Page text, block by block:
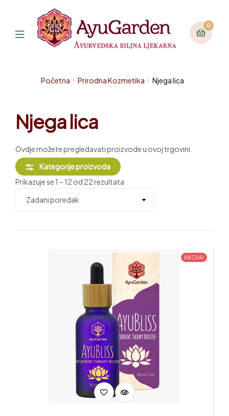
0
Početna Prirodna Kozmetika Njega lica
Njega lica
Ovdje možete pregledavati proizvode u ovoj trgovini.
Kategorije proizvoda
Prikazuje se 1 – 12 od 22 rezultata
AKCIJA!